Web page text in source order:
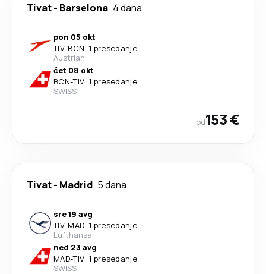
Tivat- Barselona 4 dana
pon 05 okt
TIV-BCN· 1 presedanje
Austrian
čet 08 okt
BCN-TIV· 1 presedanje
SWISS
od153 €
Tivat- Madrid 5 dana
sre 19 avg
TIV-MAD· 1 presedanje
Lufthansa
ned 23 avg
MAD-TIV· 1 presedanje
SWISS